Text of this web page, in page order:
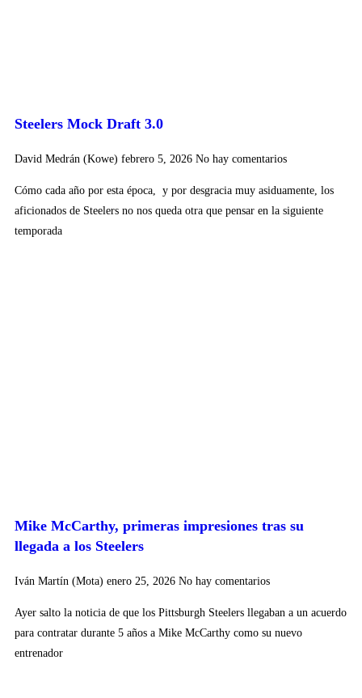
Steelers Mock Draft 3.0
David Medrán (Kowe) febrero 5, 2026 No hay comentarios
Cómo cada año por esta época, y por desgracia muy asiduamente, los
aficionados de Steelers no nos queda otra que pensar en la siguiente
temporada
Mike McCarthy, primeras impresiones tras su
llegada a los Steelers
Iván Martín (Mota) enero 25, 2026 No hay comentarios
Ayer salto la noticia de que los Pittsburgh Steelers llegaban a un acuerdo
para contratar durante 5 años a Mike McCarthy como su nuevo
entrenador